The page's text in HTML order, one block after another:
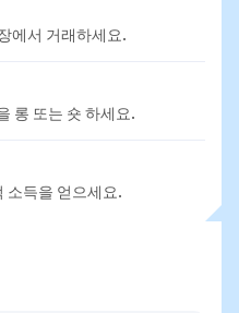
에서 거래하세요.
롱 또는 숏 하세요.
소득을 얻으세요.